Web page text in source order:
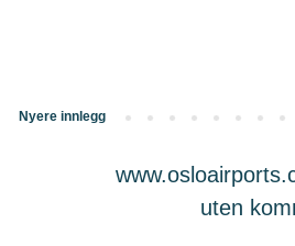
Nyere innlegg
uten